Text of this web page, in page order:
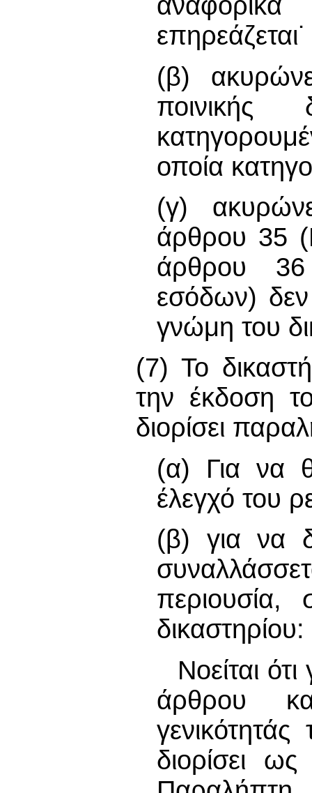
επηρεάζεται˙
(β)
ποινικής
οποία
(γ)
άρθρου 35
άρθρου 36
εσόδων)
γνώμη του
(7) Το
την έκδοση
διορίσει
(α) Για να
έλεγχό του
(β) για να
περιουσία,
δικαστηρίου:
Νοείται
άρθρου
διορίσει